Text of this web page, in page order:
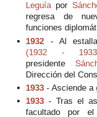
Leguía por
regresa de
funciones
1932 - Al
(1932 -
presidente
Dirección del
1933 - Asciende a
1933 - Tras el
facultado por